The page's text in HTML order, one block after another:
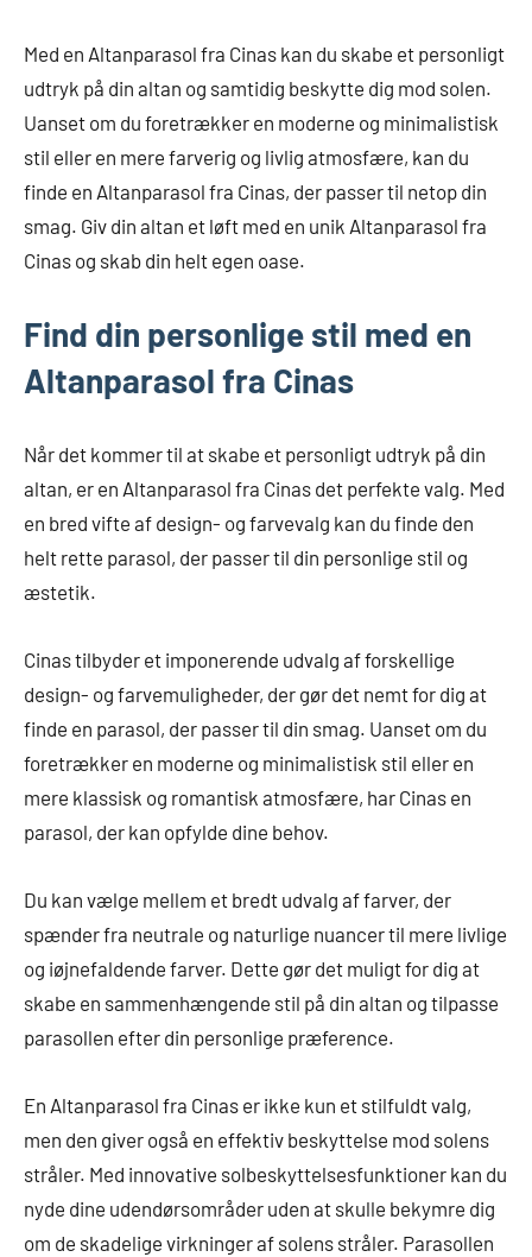
Med en Altanparasol fra Cinas kan du skabe et personligt
udtryk på din altan og samtidig beskytte dig mod solen.
Uanset om du foretrækker en moderne og minimalistisk
stil eller en mere farverig og livlig atmosfære, kan du
finde en Altanparasol fra Cinas, der passer til netop din
smag. Giv din altan et løft med en unik Altanparasol fra
Cinas og skab din helt egen oase.
Find din personlige stil med en
Altanparasol fra Cinas
Når det kommer til at skabe et personligt udtryk på din
altan, er en Altanparasol fra Cinas det perfekte valg. Med
en bred vifte af design- og farvevalg kan du finde den
helt rette parasol, der passer til din personlige stil og
æstetik.
Cinas tilbyder et imponerende udvalg af forskellige
design- og farvemuligheder, der gør det nemt for dig at
finde en parasol, der passer til din smag. Uanset om du
foretrækker en moderne og minimalistisk stil eller en
mere klassisk og romantisk atmosfære, har Cinas en
parasol, der kan opfylde dine behov.
Du kan vælge mellem et bredt udvalg af farver, der
spænder fra neutrale og naturlige nuancer til mere livlige
og iøjnefaldende farver. Dette gør det muligt for dig at
skabe en sammenhængende stil på din altan og tilpasse
parasollen efter din personlige præference.
En Altanparasol fra Cinas er ikke kun et stilfuldt valg,
men den giver også en effektiv beskyttelse mod solens
stråler. Med innovative solbeskyttelsesfunktioner kan du
nyde dine udendørsområder uden at skulle bekymre dig
om de skadelige virkninger af solens stråler. Parasollen